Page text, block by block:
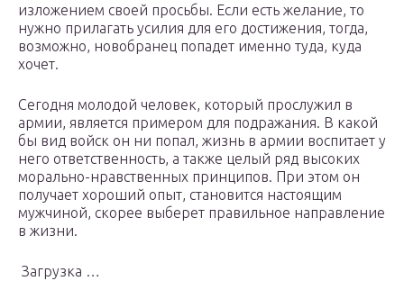
изложением своей просьбы. Если есть желание, то
нужно прилагать усилия для его достижения, тогда,
возможно, новобранец попадет именно туда, куда
хочет.
Сегодня молодой человек, который прослужил в
армии, является примером для подражания. В какой
бы вид войск он ни попал, жизнь в армии воспитает у
него ответственность, а также целый ряд высоких
морально-нравственных принципов. При этом он
получает хороший опыт, становится настоящим
мужчиной, скорее выберет правильное направление
в жизни.
Загрузка …